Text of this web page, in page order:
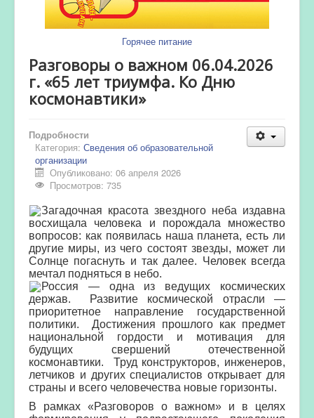
Горячее питание
Разговоры о важном 06.04.2026
г. «65 лет триумфа. Ко Дню
космонавтики»
Подробности
Категория: Сведения об образовательной
организации
Опубликовано: 06 апреля 2026
Просмотров: 735
Загадочная красота звездного неба издавна
восхищала человека и порождала множество
вопросов: как появилась наша планета, есть ли
другие миры, из чего состоят звезды, может ли
Солнце погаснуть и так далее. Человек всегда
мечтал подняться в небо.
Россия — одна из ведущих космических
держав. Развитие космической отрасли —
приоритетное направление государственной
политики. Достижения прошлого как предмет
национальной гордости и мотивация для
будущих свершений отечественной
космонавтики. Труд конструкторов, инженеров,
летчиков и других специалистов открывает для
страны и всего человечества новые горизонты.
В рамках «Разговоров о важном» и в целях